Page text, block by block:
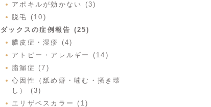
アポキルが効かない (3)
脱毛 (10)
ダックスの症例報告 (25)
膿皮症・湿疹 (4)
アトピー・アレルギー (14)
脂漏症 (7)
心因性（舐め癖・噛む・掻き壊
し） (3)
エリザベスカラー (1)